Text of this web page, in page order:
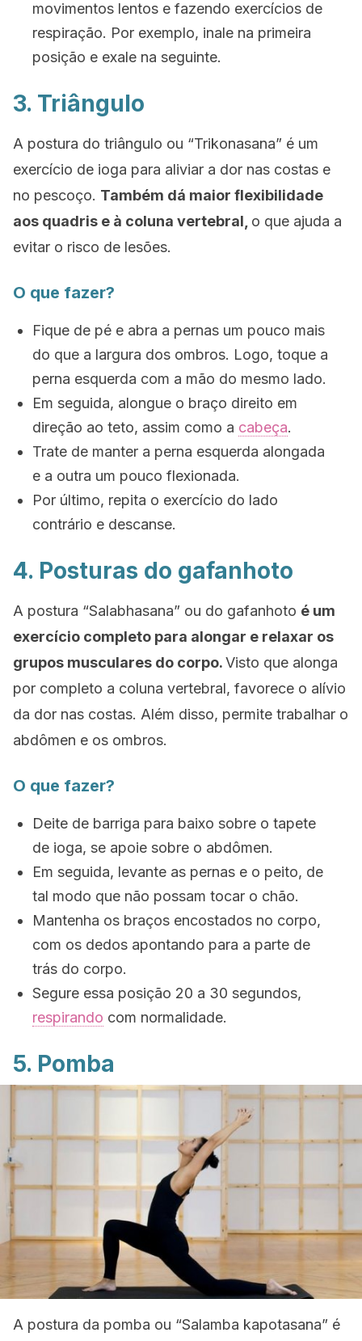
movimentos lentos e fazendo exercícios de
respiração. Por exemplo, inale na primeira
posição e exale na seguinte.
3. Triângulo
A postura do triângulo ou “Trikonasana” é um
exercício de ioga para aliviar a dor nas costas e
no pescoço. Também dá maior flexibilidade
aos quadris e à coluna vertebral, o que ajuda a
evitar o risco de lesões.
O que fazer?
Fique de pé e abra a pernas um pouco mais
do que a largura dos ombros. Logo, toque a
perna esquerda com a mão do mesmo lado.
Em seguida, alongue o braço direito em
direção ao teto, assim como a cabeça.
Trate de manter a perna esquerda alongada
e a outra um pouco flexionada.
Por último, repita o exercício do lado
contrário e descanse.
4. Posturas do gafanhoto
A postura “Salabhasana” ou do gafanhoto é um
exercício completo para alongar e relaxar os
grupos musculares do corpo.Visto que alonga
por completo a coluna vertebral, favorece o alívio
da dor nas costas. Além disso, permite trabalhar o
abdômen e os ombros.
O que fazer?
Deite de barriga para baixo sobre o tapete
de ioga, se apoie sobre o abdômen.
Em seguida, levante as pernas e o peito, de
tal modo que não possam tocar o chão.
Mantenha os braços encostados no corpo,
com os dedos apontando para a parte de
trás do corpo.
Segure essa posição 20 a 30 segundos,
respirando com normalidade.
5. Pomba
A postura da pomba ou “Salamba kapotasana” é